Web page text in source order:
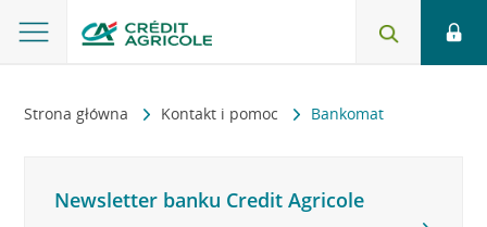
Strona główna Kontakt i pomoc Bankomat
Newsletter banku Credit Agricole